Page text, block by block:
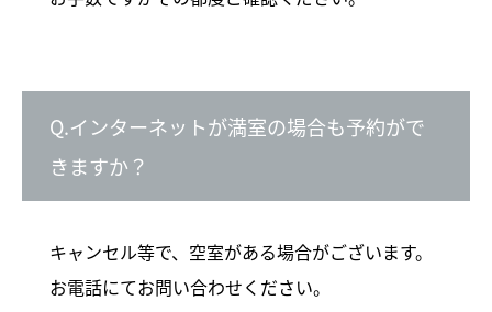
Q.インターネットが満室の場合も予約がで
きますか？
キャンセル等で、空室がある場合がございます。
お電話にてお問い合わせください。